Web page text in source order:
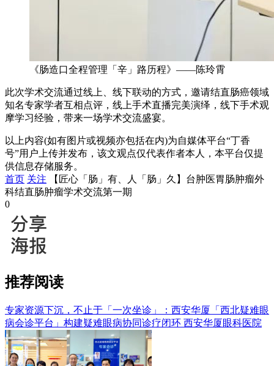
《肠造口全程管理「辛」路历程》——陈玲霄
此次学术交流通过线上、线下联动的方式，邀请结直肠癌领域
知名专家学者互相点评，线上手术直播完美演绎，线下手术观
摩学习经验，带来一场学术交流盛宴。
以上内容(如有图片或视频亦包括在内)为自媒体平台“丁香
号”用户上传并发布，该文观点仅代表作者本人，本平台仅提
供信息存储服务。
首页 关注
【匠心「肠」有、人「肠」久】台肿医胃肠肿瘤外
科结直肠肿瘤学术交流第一期
0
推荐阅读
专家资源下沉，不止于「一次坐诊」：西安华厦「西北疑难眼
病会诊平台」构建疑难眼病协同诊疗闭环 西安华厦眼科医院